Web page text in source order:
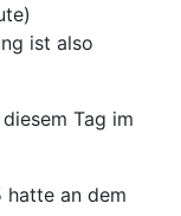
ist also
Tag im
hatte an dem